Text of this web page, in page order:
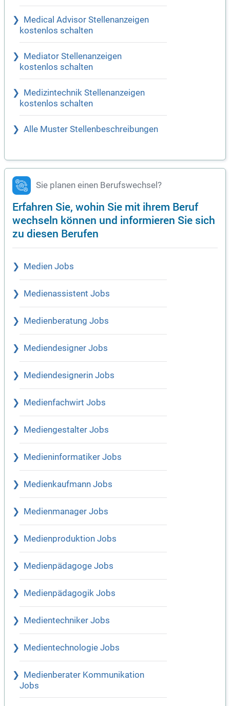
Medical Advisor Stellenanzeigen
kostenlos schalten
Mediator Stellenanzeigen
kostenlos schalten
Medizintechnik Stellenanzeigen
kostenlos schalten
Alle Muster Stellenbeschreibungen
Sie planen einen Berufswechsel?
Erfahren Sie, wohin Sie mit ihrem Beruf
wechseln können und informieren Sie sich
zu diesen Berufen
Medien Jobs
Medienassistent Jobs
Medienberatung Jobs
Mediendesigner Jobs
Mediendesignerin Jobs
Medienfachwirt Jobs
Mediengestalter Jobs
Medieninformatiker Jobs
Medienkaufmann Jobs
Medienmanager Jobs
Medienproduktion Jobs
Medienpädagoge Jobs
Medienpädagogik Jobs
Medientechniker Jobs
Medientechnologie Jobs
Medienberater Kommunikation
Jobs